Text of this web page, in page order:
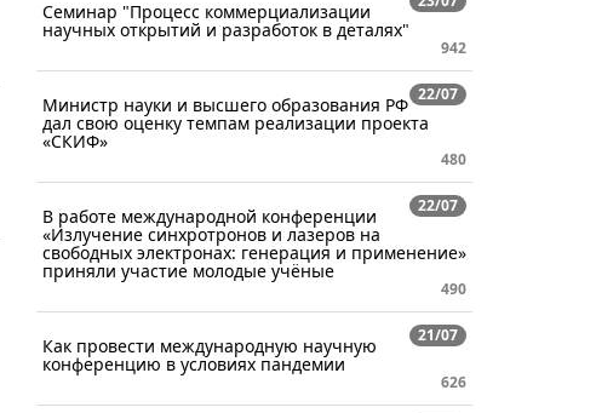
Семинар "Процесс коммерциализации
научных открытий и разработок в деталях"
942
22/07
Министр науки и высшего образования РФ
дал свою оценку темпам реализации проекта
«СКИФ»
480
22/07
В работе международной конференции
«Излучение синхротронов и лазеров на
свободных электронах: генерация и применение»
приняли участие молодые учёные
490
21/07
Как провести международную научную
конференцию в условиях пандемии
626